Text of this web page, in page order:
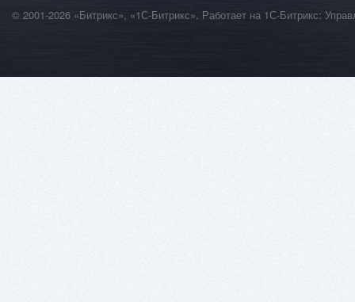
© 2001-2026 «Битрикс», «1С-Битрикс». Работает на 1С-Битрикс: